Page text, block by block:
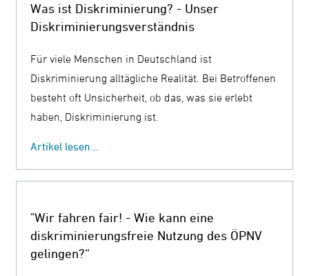
Was ist Diskriminierung? - Unser
Diskriminierungsverständnis
Für viele Menschen in Deutschland ist
Diskriminierung alltägliche Realität. Bei Betroffenen
besteht oft Unsicherheit, ob das, was sie erlebt
haben, Diskriminierung ist.
Artikel lesen...
"Wir fahren fair! - Wie kann eine
diskriminierungsfreie Nutzung des ÖPNV
gelingen?“